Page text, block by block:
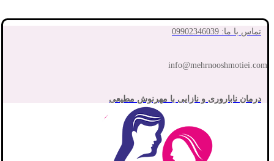
تماس با ما: 09902346039
info@mehrnooshmotiei.com
درمان ناباروری و نازایی با مهرنوش مطیعی